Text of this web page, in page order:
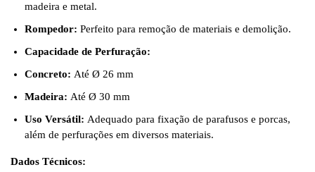
madeira e metal.
Rompedor: Perfeito para remoção de materiais e demolição.
Capacidade de Perfuração:
Concreto: Até Ø 26 mm
Madeira: Até Ø 30 mm
Uso Versátil: Adequado para fixação de parafusos e porcas,
além de perfurações em diversos materiais.
Dados Técnicos: